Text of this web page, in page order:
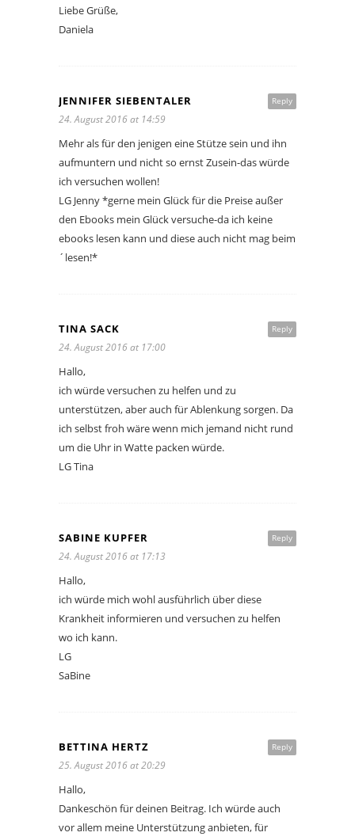
Liebe Grüße,
Daniela
Reply
JENNIFER SIEBENTALER
24. August 2016 at 14:59
Mehr als für den jenigen eine Stütze sein und ihn
aufmuntern und nicht so ernst Zusein-das würde
ich versuchen wollen!
LG Jenny *gerne mein Glück für die Preise außer
den Ebooks mein Glück versuche-da ich keine
ebooks lesen kann und diese auch nicht mag beim
´lesen!*
Reply
TINA SACK
24. August 2016 at 17:00
Hallo,
ich würde versuchen zu helfen und zu
unterstützen, aber auch für Ablenkung sorgen. Da
ich selbst froh wäre wenn mich jemand nicht rund
um die Uhr in Watte packen würde.
LG Tina
Reply
SABINE KUPFER
24. August 2016 at 17:13
Hallo,
ich würde mich wohl ausführlich über diese
Krankheit informieren und versuchen zu helfen
wo ich kann.
LG
SaBine
Reply
BETTINA HERTZ
25. August 2016 at 20:29
Hallo,
Dankeschön für deinen Beitrag. Ich würde auch
vor allem meine Unterstützung anbieten, für